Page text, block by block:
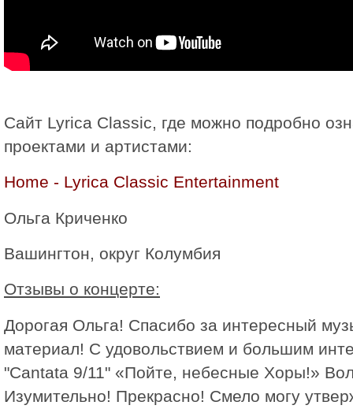
Сайт Lyrica Classic, где можно подробно
проектами и артистами:
Home - Lyrica Classic Entertainment
Ольга Криченко
Вашингтон, округ Колумбия
Отзывы о концерте:
Дорогая Ольга! Спасибо за интересный
материал! С удовольствием и большим
"Cantata 9/11" «Пойте, небесные Хоры!»
Изумительно! Прекрасно! Смело могу